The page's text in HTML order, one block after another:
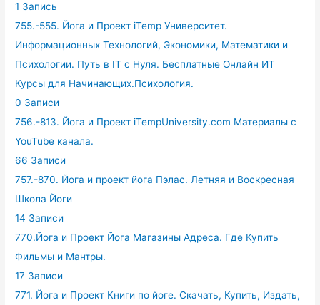
1 Запись
755.-555. Йога и Проект iTemp Университет.
Информационных Технологий, Экономики, Математики и
Психологии. Путь в IT с Нуля. Бесплатные Онлайн ИТ
Курсы для Начинающих.Психология.
0 Записи
756.-813. Йога и Проект iTempUniversity.com Материалы с
YouTube канала.
66 Записи
757.-870. Йога и проект йога Пэлас. Летняя и Воскресная
Школа Йоги
14 Записи
770.Йога и Проект Йога Магазины Адреса. Где Купить
Фильмы и Мантры.
17 Записи
771. Йога и Проект Книги по йоге. Скачать, Купить, Издать,